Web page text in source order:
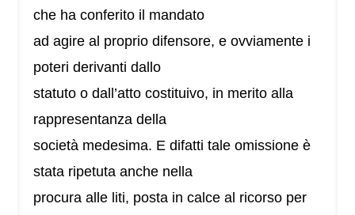
che ha conferito il mandato
ad agire al proprio difensore, e ovviamente i
poteri derivanti dallo
statuto o dall’atto costituivo, in merito alla
rappresentanza della
società medesima. E difatti tale omissione è
stata ripetuta anche nella
procura alle liti, posta in calce al ricorso per